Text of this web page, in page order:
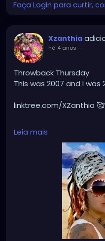
Faça Login para curtir,
Xzanthia
há 4 anos -
Throwback Thursday
This was 2007 and I was
linktree.com/XZanthia
#goth #gothic
#grunge
#metal
Leia mais